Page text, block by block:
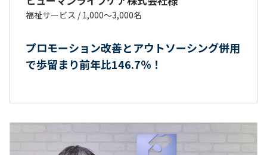
福祉サービス /1,000～3,000名
プロモーション改善とアウトソーシング併用
で歩留まり前年比146.7％！